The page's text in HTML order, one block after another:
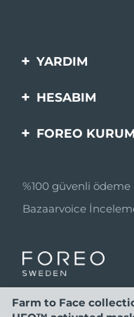
YARDIM
Bi̇zi̇mle İleti̇şi̇me
HESABIM
Ürün Kaydı
FOREO
Ortaklik Programi
Ortaklık haberleri
Perakende Satış
Ortakları
Kullanım Şartları
%100 güvenli ödeme
Bazaarvoice
Farm to Face